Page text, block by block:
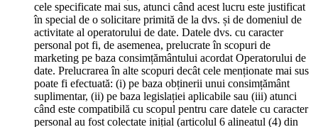
cele specificate mai sus, atunci când acest lucru este justificat
în special de o solicitare primită de la dvs. și de domeniul de
activitate al operatorului de date. Datele dvs. cu caracter
personal pot fi, de asemenea, prelucrate în scopuri de
marketing pe baza consimțământului acordat Operatorului de
date. Prelucrarea în alte scopuri decât cele menționate mai sus
poate fi efectuată: (i) pe baza obținerii unui consimțământ
suplimentar, (ii) pe baza legislației aplicabile sau (iii) atunci
când este compatibilă cu scopul pentru care datele cu caracter
personal au fost colectate inițial (articolul 6 alineatul (4) din